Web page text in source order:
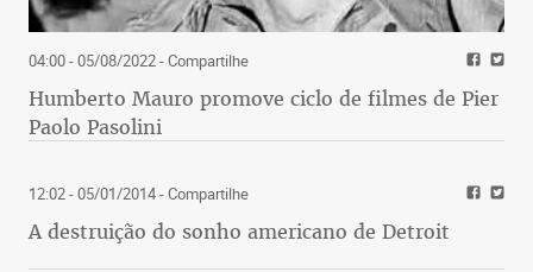
04:00 - 05/08/2022- Compartilhe
Humberto Mauro promove ciclo de filmes de Pier
Paolo Pasolini
12:02 - 05/01/2014- Compartilhe
A destruição do sonho americano de Detroit